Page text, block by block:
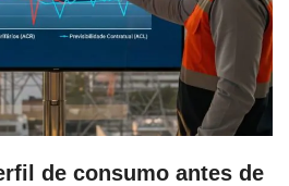
de consumo antes de